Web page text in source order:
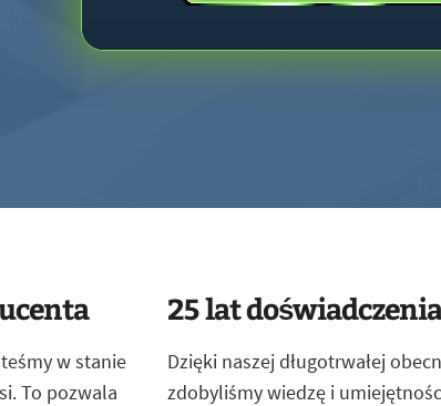
w stanie
To pozwala
25 lat doświadczenia
Dzięki naszej długotrwałej
zdobyliśmy wiedzę i